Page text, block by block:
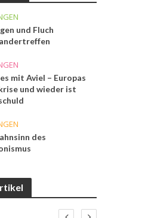
und Fluch
mit Aviel – Europas
und wieder ist
des